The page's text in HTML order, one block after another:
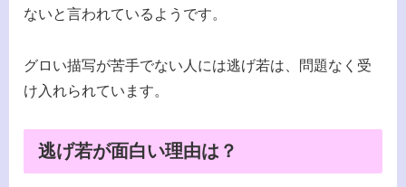
ないと言われているようです。
グロい描写が苦手でない人には逃げ若は、問題なく受
け入れられています。
逃げ若が面白い理由は？